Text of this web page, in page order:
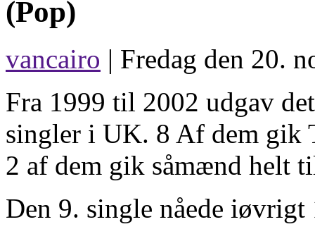
(Pop)
vancairo | Fredag den 20.
Fra 1999 til 2002 udgav
singler i UK. 8 Af dem gik
2 af dem gik såmænd helt
Den 9. single nåede iøvrigt